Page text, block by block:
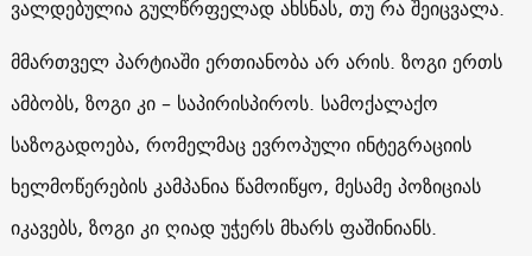
ვალდებულია გულწრფელად ახსნას, თუ რა შეიცვალა.
მმართველ პარტიაში ერთიანობა არ არის. ზოგი ერთს
ამბობს, ზოგი კი – საპირისპიროს. სამოქალაქო
საზოგადოება, რომელმაც ევროპული ინტეგრაციის
ხელმოწერების კამპანია წამოიწყო, მესამე პოზიციას
იკავებს, ზოგი კი ღიად უჭერს მხარს ფაშინიანს.